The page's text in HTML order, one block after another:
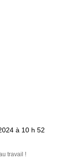
à 10 h 52
travail !